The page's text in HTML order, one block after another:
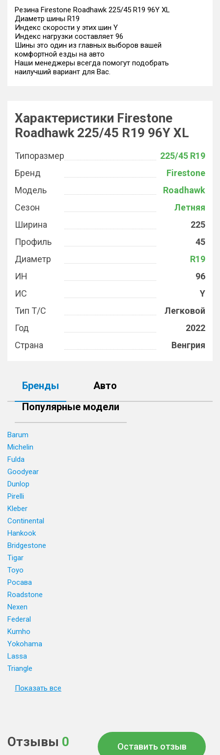
Резина Firestone Roadhawk 225/45 R19 96Y XL
Диаметр шины R19
Индекс скорости у этих шин Y
Индекс нагрузки составляет 96
Шины это один из главных выборов вашей
комфортной езды на авто
Наши менеджеры всегда помогут подобрать
наилучший вариант для Вас.
Характеристики Firestone
Roadhawk 225/45 R19 96Y XL
Типоразмер
225/45 R19
Бренд
Firestone
Модель
Roadhawk
Сезон
Летняя
Ширина
225
Профиль
45
Диаметр
R19
ИН
96
ИС
Y
Тип Т/С
Легковой
Год
2022
Страна
Венгрия
Бренды
Авто
Популярные модели
Barum
Michelin
Fulda
Goodyear
Dunlop
Pirelli
Kleber
Continental
Hankook
Bridgestone
Tigar
Toyo
Росава
Roadstone
Nexen
Federal
Kumho
Yokohama
Lassa
Triangle
Показать все
Отзывы 0 Оставить отзыв